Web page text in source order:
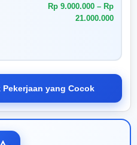
Rp 9.000.000 – Rp
21.000.000
yang Cocok